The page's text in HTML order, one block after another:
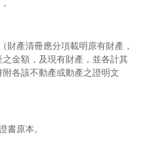
財產清冊應分項載明原有財產，
之金額，及現有財產，並各計其
各該不動產或動產之證明文
書原本。